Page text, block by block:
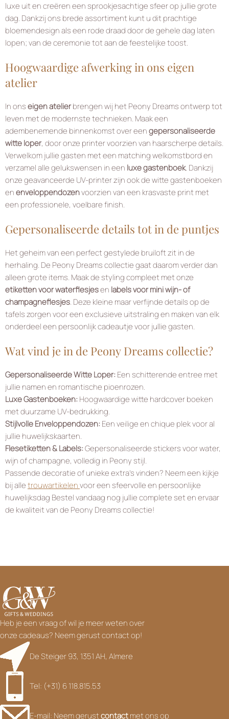
luxe uit en creëren een sprookjesachtige sfeer op jullie grote
dag. Dankzij ons brede assortiment kunt u dit prachtige
bloemendesign als een rode draad door de gehele dag laten
lopen; van de ceremonie tot aan de feestelijke toost.
Hoogwaardige afwerking in ons eigen
atelier
In onseigen atelierbrengen wij het Peony Dreams ontwerp tot
leven met de modernste technieken. Maak een
adembenemende binnenkomst over eengepersonaliseerde
witte loper, door onze printer voorzien van haarscherpe details.
Verwelkom jullie gasten met een matching welkomstbord en
verzamel alle gelukswensen in een luxe gastenboek. Dankzij
onze geavanceerde UV-printer zijn ook de witte gastenboeken
enenveloppendozenvoorzien van een krasvaste print met
een professionele, voelbare finish.
Gepersonaliseerde details tot in de puntjes
Het geheim van een perfect gestylede bruiloft zit in de
herhaling. De Peony Dreams collectie gaat daarom verder dan
alleen grote items. Maak de styling compleet met onze
etiketten voor waterflesjesen labels voor mini wijn- of
champagneflesjes. Deze kleine maar verfijnde details op de
tafels zorgen voor een exclusieve uitstraling en maken van elk
onderdeel een persoonlijk cadeautje voor jullie gasten.
Wat vind je in de Peony Dreams collectie?
Gepersonaliseerde Witte Loper:Een schitterende entree met
jullie namen en romantische pioenrozen.
Luxe Gastenboeken:Hoogwaardige witte hardcover boeken
met duurzame UV-bedrukking.
Stijlvolle Enveloppendozen:Een veilige en chique plek voor al
jullie huwelijkskaarten.
Flesetiketten & Labels:Gepersonaliseerde stickers voor water,
wijn of champagne, volledig in Peony stijl.
Passende decoratie of unieke extra’s vinden? Neem een kijkje
bij alletrouwartikelenvoor een sfeervolle en persoonlijke
huwelijksdag Bestel vandaag nog jullie complete set en ervaar
de kwaliteit van de Peony Dreams collectie!
Heb je een vraag of wil je meer weten over
onze cadeaus? Neem gerust contact op!
De Steiger 93, 1351 AH, Almere
Tel: (+31) 6 118.815.53
E-mail: Neem gerustcontactmet ons op